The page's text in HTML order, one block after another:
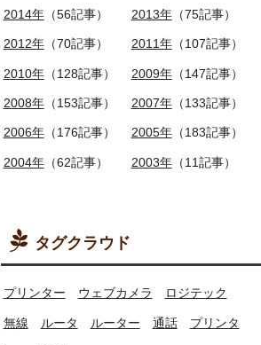
2014年（56記事） 2013年（75記事）
2012年（70記事） 2011年（107記事）
2010年（128記事） 2009年（147記事）
2008年（153記事） 2007年（133記事）
2006年（176記事） 2005年（183記事）
2004年（62記事） 2003年（11記事）
タグクラウド
プリンター ウェブカメラ ロジテック
無線 ルータ ルーター 通話 プリンタ